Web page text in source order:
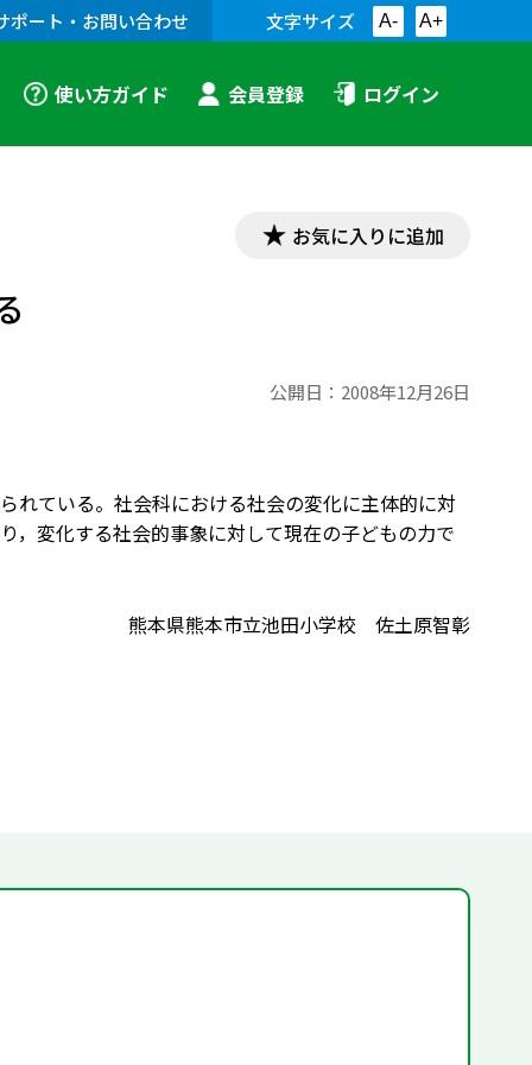
ポート・お問い合わせ 文字サイズ A- A+
使い方ガイド 会員登録 ログイン
お気に入りに追加
公開日： 2008年12月26日
れている。社会科における社会の変化に主体的に対
，変化する社会的事象に対して現在の子どもの力で
熊本県熊本市立池田小学校 佐土原智彰